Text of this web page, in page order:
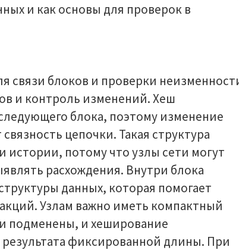
и как основы для проверок в
связи блоков и проверки
и контроль изменений. Хеш
блока, поэтому изменение
цепочки. Такая структура
потому что узлы сети могут
расхождения. Внутри блока
данных, которая помогает
Узлам важно иметь компактный
подменены, и хеширование
результата фиксированной длины. При